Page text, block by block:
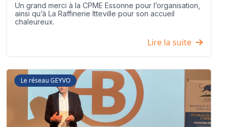
Un grand merci à la CPME Essonne pour l’organisation,
ainsi qu’à La Raffinerie Itteville pour son accueil
chaleureux.
Lire la suite
Le réseau GEYVO